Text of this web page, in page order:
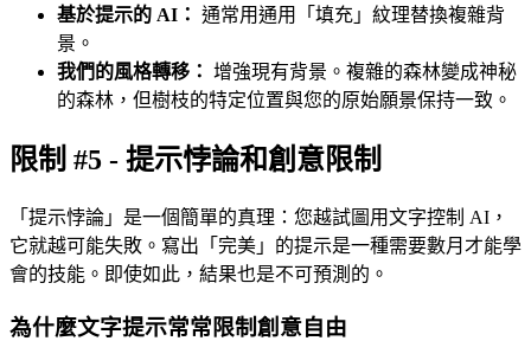
基於提示的 AI： 通常用通用「填充」紋理替換複雜背
景。
我們的風格轉移： 增強現有背景。複雜的森林變成神秘
的森林，但樹枝的特定位置與您的原始願景保持一致。
限制 #5 - 提示悖論和創意限制
「提示悖論」是一個簡單的真理：您越試圖用文字控制 AI，
它就越可能失敗。寫出「完美」的提示是一種需要數月才能學
會的技能。即使如此，結果也是不可預測的。
為什麼文字提示常常限制創意自由